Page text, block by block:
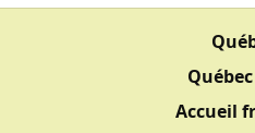
Accueil